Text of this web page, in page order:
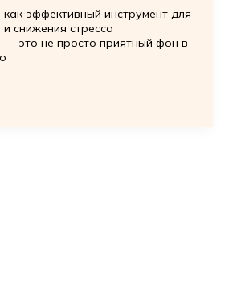
эффективный инструмент для
снижения стресса
это не просто приятный фон в